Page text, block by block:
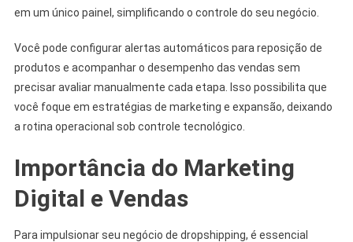
em um único painel, simplificando o controle do seu negócio.
Você pode configurar alertas automáticos para reposição de
produtos e acompanhar o desempenho das vendas sem
precisar avaliar manualmente cada etapa. Isso possibilita que
você foque em estratégias de marketing e expansão, deixando
a rotina operacional sob controle tecnológico.
Importância do Marketing
Digital e Vendas
Para impulsionar seu negócio de dropshipping, é essencial